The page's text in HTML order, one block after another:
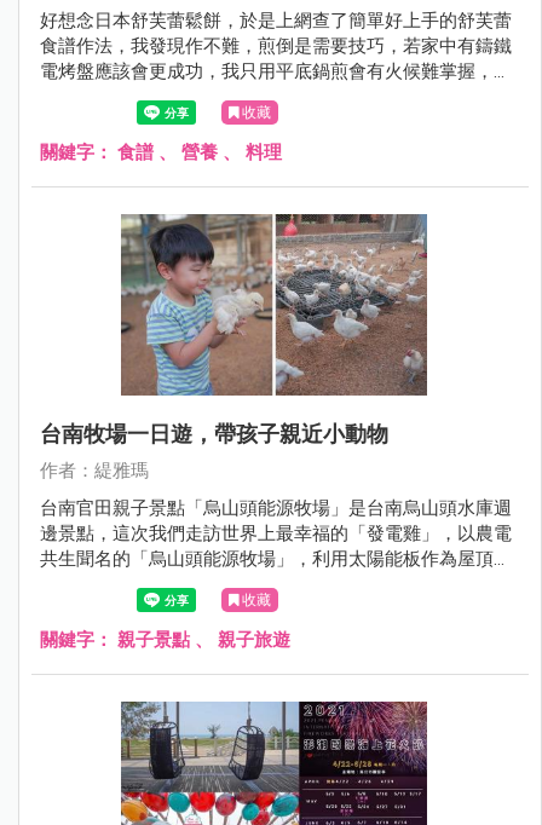
好想念日本舒芙蕾鬆餅，於是上網查了簡單好上手的舒芙蕾
食譜作法，我發現作不難，煎倒是需要技巧，若家中有鑄鐵
電烤盤應該會更成功，我只用平底鍋煎會有火候難掌握，會
造成部份微焦的色不均問題！！不選大約作到第3次，只要
小小火煎控制得好，就能煎得很美了。
收藏
關鍵字： 食譜 、 營養 、 料理
台南牧場一日遊，帶孩子親近小動物
作者：緹雅瑪
台南官田親子景點「烏山頭能源牧場」是台南烏山頭水庫週
邊景點，這次我們走訪世界上最幸福的「發電雞」，以農電
共生聞名的「烏山頭能源牧場」，利用太陽能板作為屋頂發
電供電，這裡的發電雞可聽音樂，有大空間活動過得開心自
在，不怕人很適合帶小朋友來農事體驗，尤其是撿雞蛋，連
我大人也很愛這個體驗，整個童心大爆發。
收藏
關鍵字： 親子景點 、 親子旅遊